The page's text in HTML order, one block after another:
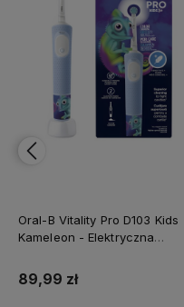
Oral-B Vitality Pro D103 Kids
Kameleon - Elektryczna
89,99 zł